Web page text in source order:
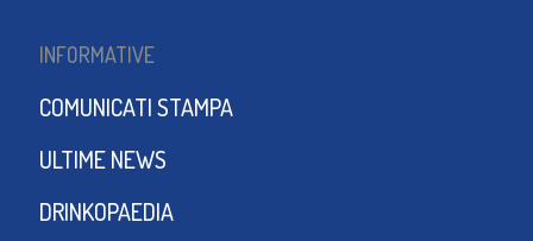
INFORMATIVE
COMUNICATI STAMPA
ULTIME NEWS
DRINKOPAEDIA